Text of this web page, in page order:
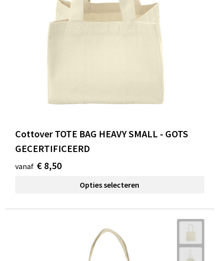
Cottover TOTE BAG HEAVY SMALL - GOTS
GECERTIFICEERD
vanaf € 8,50
Opties selecteren